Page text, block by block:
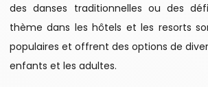
des danses traditionnelles ou des
thème dans les hôtels et les resorts
populaires et offrent des options de
enfants et les adultes.